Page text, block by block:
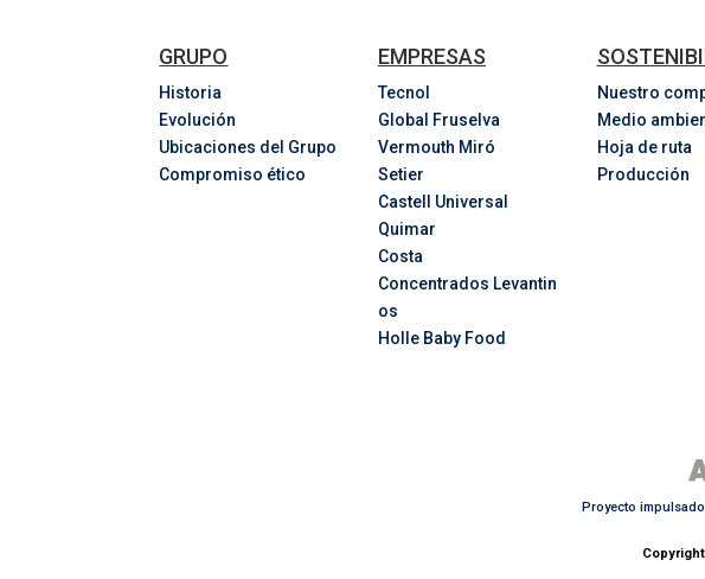
GRUPO
Historia
Evolución
Ubicaciones del Grupo
Compromiso ético
EMPRESAS
Tecnol
Global Fruselva
Vermouth Miró
Setier
Castell Universal
Quimar
Costa
Concentrados Levantin
os
Holle Baby Food
Nuestro
Medio
Hoja de ruta
Producción
Proyecto